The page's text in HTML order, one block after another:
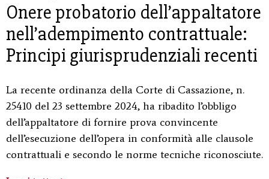
Onere probatorio dell’appaltatore
nell’adempimento contrattuale:
Principi giurisprudenziali recenti
La recente ordinanza della Corte di Cassazione, n.
25410 del 23 settembre 2024, ha ribadito l’obbligo
dell’appaltatore di fornire prova convincente
dell’esecuzione dell’opera in conformità alle clausole
contrattuali e secondo le norme tecniche riconosciute.